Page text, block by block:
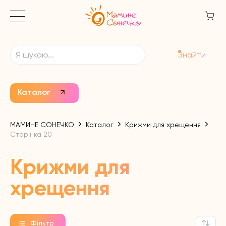
Каталог
Знайти
МАМИНЕ СОНЕЧКО Каталог
Крижми для хрещення
Сторінка 20
Крижми для
хрещення
Фільтр